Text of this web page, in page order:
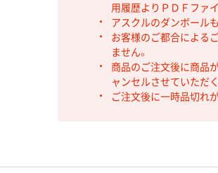
用履歴よりＰＤＦファ
アスクルのダンボール
お客様のご都合による
ません。
商品のご注文後に商品
ャンセルさせていただ
ご注文後に一時品切れ